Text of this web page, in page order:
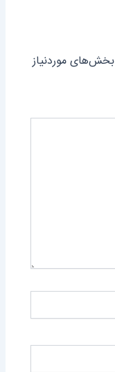
بخش‌های موردنیاز